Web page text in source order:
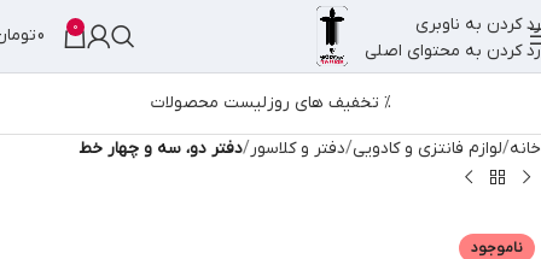
رد کردن به ناوبری
رد کردن به محتوای اصلی
0
0
% تخفیف های روزلیست محصولات
خانه لوازم فانتزی و کادویی دفتر و کلاسور دفتر دو، سه و چهار خط
ناموجود